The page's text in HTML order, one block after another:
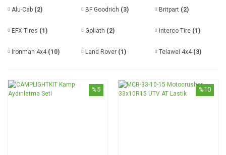
Alu-Cab (2) BF Goodrich (3) Britpart (2)
EFX Tires (1) Goliath (2) Interco Tire (1)
Ironman 4x4 (10) Land Rover (1) Telawei 4x4 (3)
%5 %10